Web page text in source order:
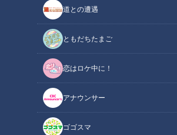
道との遭遇
ともだちたまご
恋はロケ中に！
アナウンサー
ゴゴスマ
「道との遭遇」動画
番組OAから、道の映像と道マニアの声を
声は道マニア・鹿取茂雄さん、フリーラ
『歩道・車道バラエティ 道との遭遇』は
曜23:56～